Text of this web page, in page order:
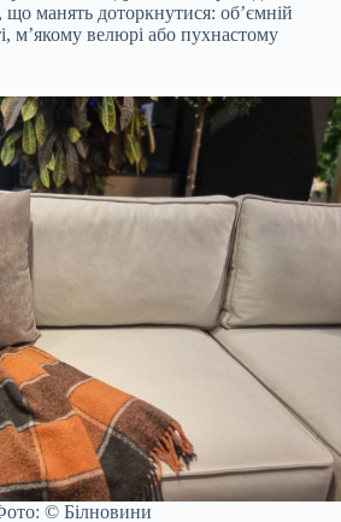
що манять доторкнутися: об’ємній
м’якому велюрі або пухнастому
© Білновини